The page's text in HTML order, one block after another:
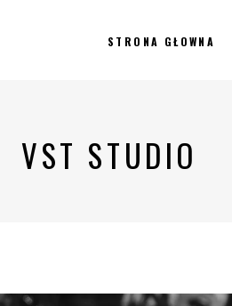
STRONA GŁOWNA
VST STUDIO